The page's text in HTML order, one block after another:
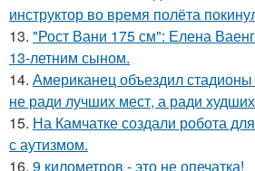
инструктор во время полёта
13. "Рост Вани 175 см": Елена
13-летним сыном.
14. Американец объездил
не ради лучших мест, а ради
15. На Камчатке создали робота
с аутизмом.
16. 9 километров - это не опечатка!